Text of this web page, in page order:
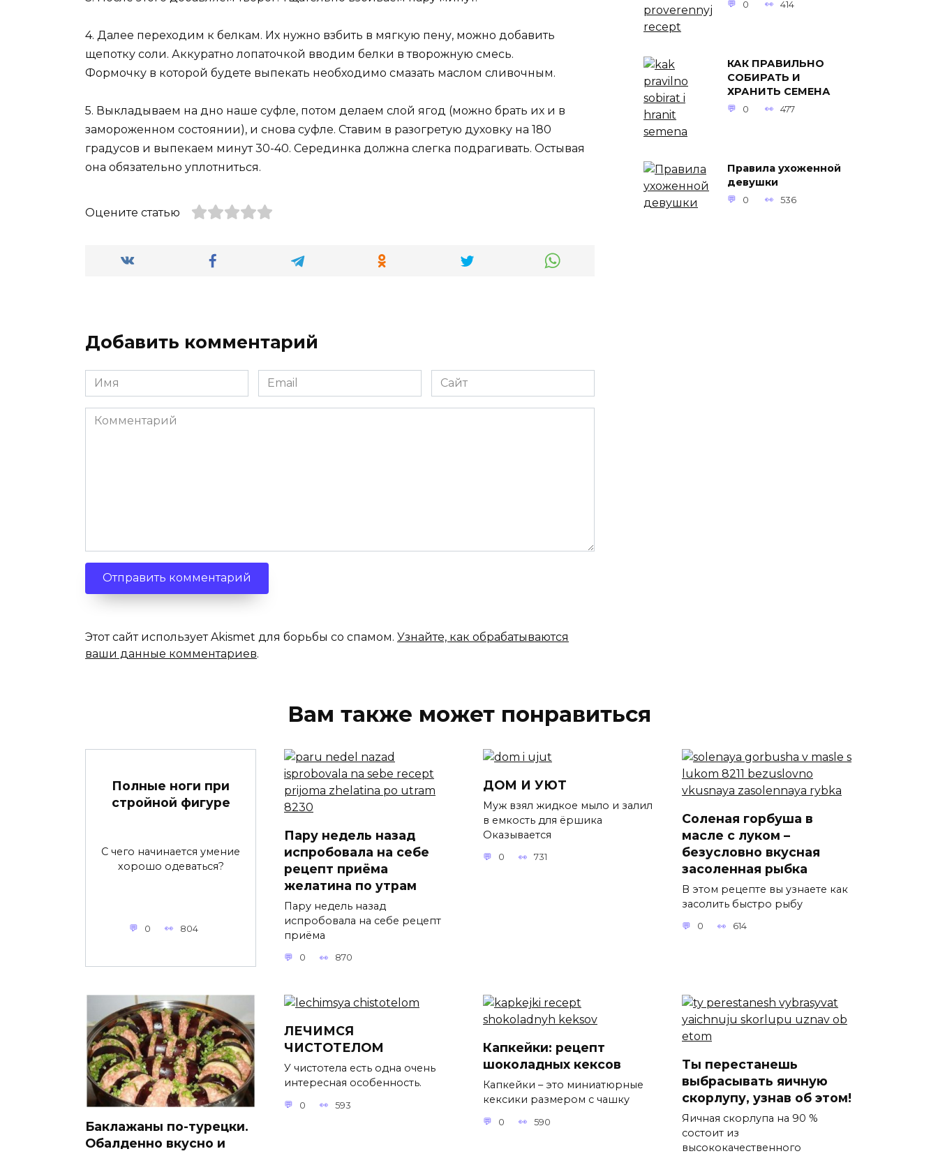
4. Далее переходим к белкам. Их нужно взбить в мягкую пену, можно добавить
щепотку соли. Аккуратно лопаточкой вводим белки в творожную смесь.
Формочку в которой будете выпекать необходимо смазать маслом сливочным.
5. Выкладываем на дно наше суфле, потом делаем слой ягод (можно брать их и в
замороженном состоянии), и снова суфле. Ставим в разогретую духовку на 180
градусов и выпекаем минут 30-40. Серединка должна слегка подрагивать. Остывая
она обязательно уплотниться.
Оцените статью
Добавить комментарий
Имя
*
Email
*
Сайт
Комментарий
Этот сайт использует Akismet для борьбы со спамом. Узнайте, как обрабатываются
ваши данные комментариев.
0 414
КАК ПРАВИЛЬНО
СОБИРАТЬ И
ХРАНИТЬ СЕМЕНА
0 477
Правила ухоженной
девушки
0 536
Вам также может понравиться
Полные ноги при
стройной фигуре
С чего начинается умение
хорошо одеваться?
0 804
Пару недель назад
испробовала на себе
рецепт приёма
желатина по утрам
Пару недель назад
испробовала на себе рецепт
приёма
0 870
ДОМ И УЮТ
Муж взял жидкое мыло и залил
в емкость для ёршика
Оказывается
0 731
Соленая горбуша в
масле с луком –
безусловно вкусная
засоленная рыбка
В этом рецепте вы узнаете как
засолить быстро рыбу
0 614
Баклажаны по-турецки.
Обалденно вкусно и
ЛЕЧИМСЯ
ЧИСТОТЕЛОМ
У чистотела есть одна очень
интересная особенность.
0 593
Капкейки: рецепт
шоколадных кексов
Капкейки – это миниатюрные
кексики размером с чашку
0 590
Ты перестанешь
выбрасывать яичную
скорлупу, узнав об этом!
Яичная скорлупа на 90 %
состоит из
высококачественного